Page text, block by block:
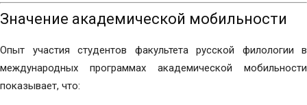
Значение академической мобильности
Опыт участия студентов факультета русской филологии в
международных программах академической мобильности
показывает, что: